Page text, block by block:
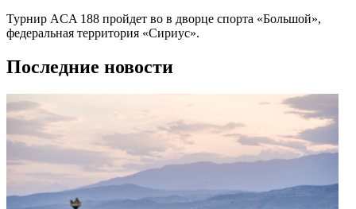
Турнир ACA 188 пройдет во в дворце спорта «Большой»,
федеральная территория «Сириус».
Последние новости